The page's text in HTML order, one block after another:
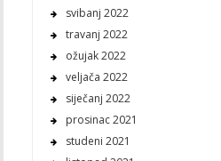
svibanj 2022
travanj 2022
ožujak 2022
veljača 2022
siječanj 2022
prosinac 2021
studeni 2021